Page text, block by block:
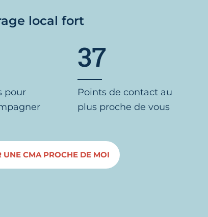
local fort
pour
37
Points de contact au
plus proche de vous
UNE CMA PROCHE DE MOI